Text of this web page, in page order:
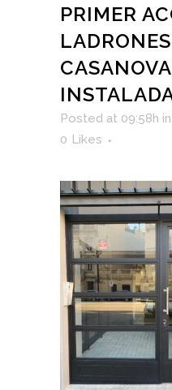
PRIMER
Posted at 09:58h in
0 Likes